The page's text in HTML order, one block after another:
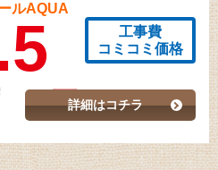
ルAQUA
工事費
コミコミ価格
詳細はコチラ